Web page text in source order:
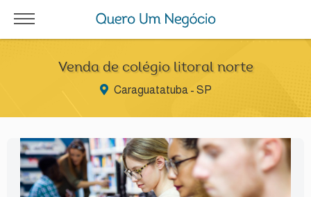
Venda de colégio litoral norte
Caraguatatuba - SP